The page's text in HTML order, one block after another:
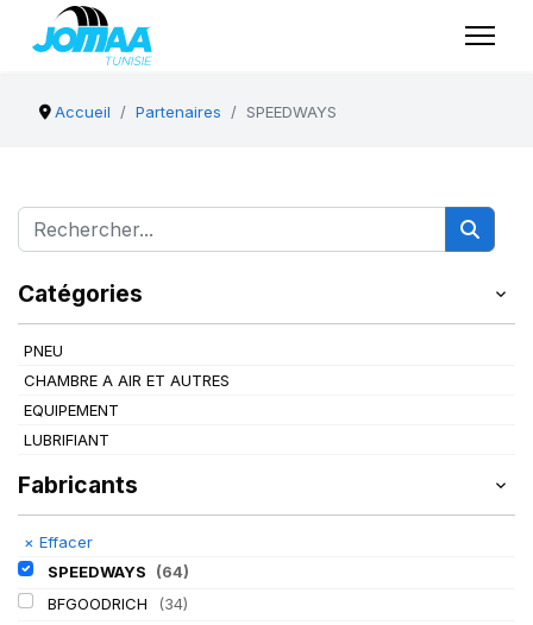
Accueil Partenaires SPEEDWAYS
Catégories
PNEU
CHAMBRE A AIR ET AUTRES
EQUIPEMENT
LUBRIFIANT
Fabricants
× Effacer
SPEEDWAYS
(64)
BFGOODRICH
(34)